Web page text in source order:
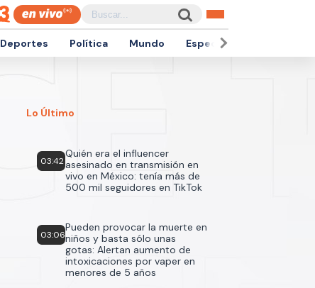
Deportes Política Mundo Espectáculos
Lo Último
03:42
Quién era el influencer
asesinado en transmisión en
vivo en México: tenía más de
500 mil seguidores en TikTok
03:06
Pueden provocar la muerte en
niños y basta sólo unas
gotas: Alertan aumento de
intoxicaciones por vaper en
menores de 5 años